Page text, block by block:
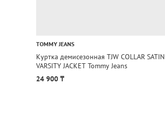
TOMMY JEANS
Куртка демисезонная TJW COLLAR SATIN
VARSITY JACKET Tommy Jeans
24 900 ₸